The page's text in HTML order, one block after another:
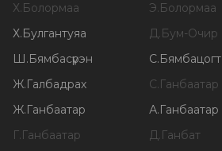
Х. Болормаа Э. Болормаа
Х. Булгантуяа Д. Бум-Очир
Ш . Бямбасүрэн С. Бямбацогт
Ж. Галбадрах С. Ганбаатар
Ж. Ганбаатар А. Ганбаатар
Г. Ганбаатар Д. Ганбат